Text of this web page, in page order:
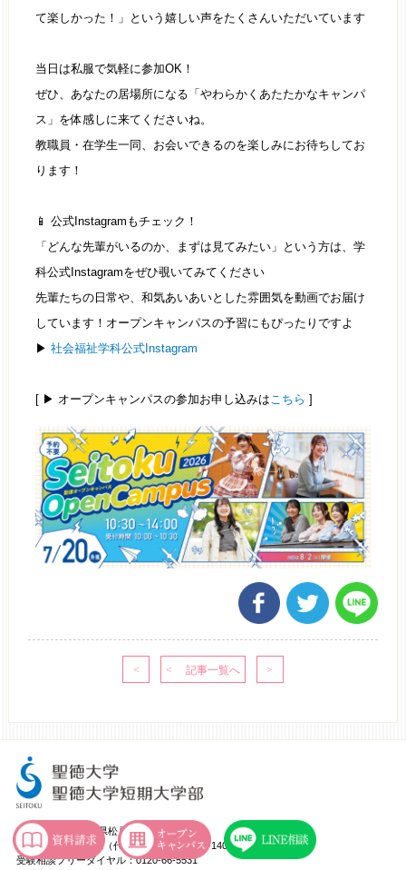
て楽しかった！」という嬉しい声をたくさんいただいています
当日は私服で気軽に参加OK！
ぜひ、あなたの居場所になる「やわらかくあたたかなキャンパ
ス」を体感しに来てくださいね。
教職員・在学生一同、お会いできるのを楽しみにお待ちしてお
ります！
📱 公式Instagramもチェック！
「どんな先輩がいるのか、まずは見てみたい」という方は、学
科公式Instagramをぜひ覗いてみてください
先輩たちの日常や、和気あいあいとした雰囲気を動画でお届け
しています！オープンキャンパスの予習にもぴったりですよ
▶︎社会福祉学科公式Instagram
[ ▶︎ オープンキャンパスの参加お申し込みは こちら ]
〒271-8555 千葉県松戸市岩瀬550
TEL：047-365-1111（代） FAX：047-363-1401
受験相談フリーダイヤル：0120-66-5531